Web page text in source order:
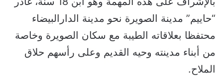
“حاييم” مدينة الصويرة نحو مدينة الدارالبيضاء
محتفظا بعلاقاته الطيبة مع سكان الصويرة وخاصة
من أبناء مدينته وحيه القديم وعلى رأسهم حلاق
الملاح.